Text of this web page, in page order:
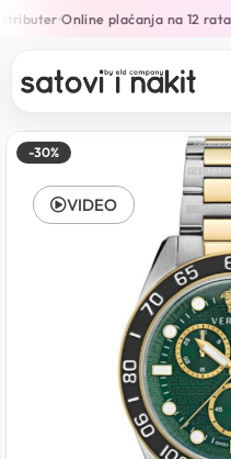
•Online plaćanja na 12 rata•
-30%
VIDEO